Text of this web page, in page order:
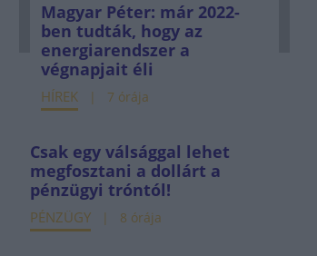
Magyar Péter: már 2022-
ben tudták, hogy az
energiarendszer a
végnapjait éli
HÍREK 7 órája
Csak egy válsággal lehet
megfosztani a dollárt a
pénzügyi tróntól!
PÉNZÜGY 8 órája